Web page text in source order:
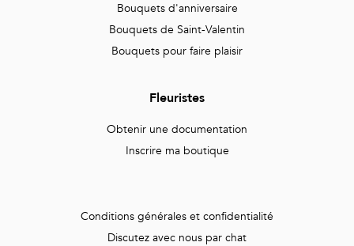
Bouquets d'anniversaire
Bouquets de Saint-Valentin
Bouquets pour faire plaisir
Fleuristes
Obtenir une documentation
Inscrire ma boutique
Conditions générales et confidentialité
Discutez avec nous par chat